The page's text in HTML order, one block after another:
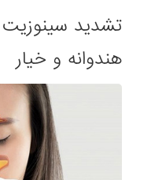
تشدید
هندوانه و خیار